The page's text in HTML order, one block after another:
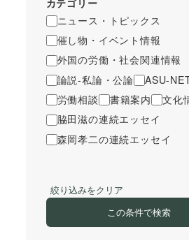
ニュース・トピックス
催し物・イベント情報
外国の労働・社会関連情報
論説-私論・公論
ASU-
労働相談
書籍案内
文化
脇田滋の連続エッセイ
森岡孝二の連続エッセイ
絞り込みをクリア
この条件で検索